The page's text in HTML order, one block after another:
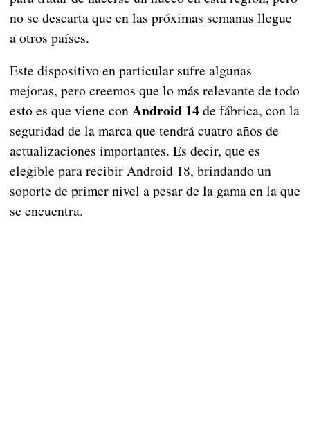
no se descarta que en las próximas semanas llegue
a otros países.
Este dispositivo en particular sufre algunas
mejoras, pero creemos que lo más relevante de todo
esto es que viene conAndroid 14de fábrica, con la
seguridad de la marca que tendrá cuatro años de
actualizaciones importantes. Es decir, que es
elegible para recibir Android 18, brindando un
soporte de primer nivel a pesar de la gama en la que
se encuentra.